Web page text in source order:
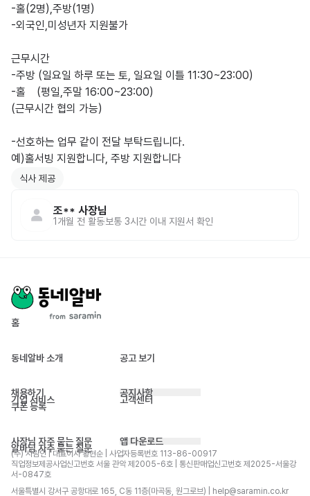
-홀(2명),주방(1명)
-외국인,미성년자 지원불가
근무시간
-주방 (일요일 하루 또는 토, 일요일 이틀 11:30~23:00)
-홀    (평일,주말 16:00~23:00)
(근무시간 협의 가능)
-선호하는 업무 같이 전달 부탁드립니다.
예)홀서빙 지원합니다, 주방 지원합니다
식사 제공
조** 사장님
1개월 전 활동 보통 3시간 이내 지원서 확인
홈
동네알바 소개 공고 보기
채용하기
기업 서비스
쿠폰 등록
공지사항
고객센터
사장님 자주 묻는 질문
알바님 자주 묻는 질문
앱 다운로드
(주) 사람인 | 대표이사 황현순 | 사업자등록번호 113-86-00917
직업정보제공사업신고번호 서울 관악 제2005-6호 | 통신판매업신고번호 제2025-서울강
서-0847호
서울특별시 강서구 공항대로 165, C동 11층(마곡동, 원그로브) | help@saramin.co.kr